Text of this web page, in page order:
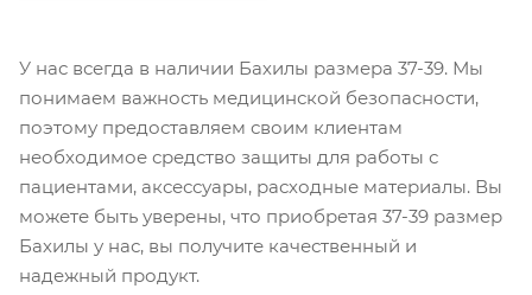
У нас всегда в наличии Бахилы размера 37-39. Мы
понимаем важность медицинской безопасности,
поэтому предоставляем своим клиентам
необходимое средство защиты для работы с
пациентами, аксессуары, расходные материалы. Вы
можете быть уверены, что приобретая 37-39 размер
Бахилы у нас, вы получите качественный и
надежный продукт.